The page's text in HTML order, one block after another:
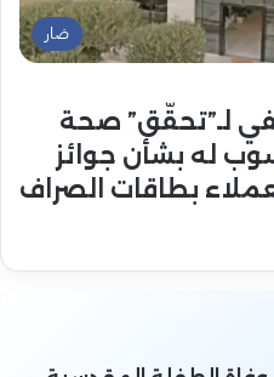
ضار
لـ”تحقّق” صحة
له بشأن جوائز
بطاقات الصراف